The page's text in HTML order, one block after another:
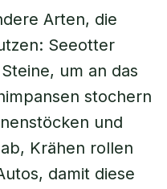
Arten, die
Seeotter
um an das
stochern
und
Krähen rollen
damit diese